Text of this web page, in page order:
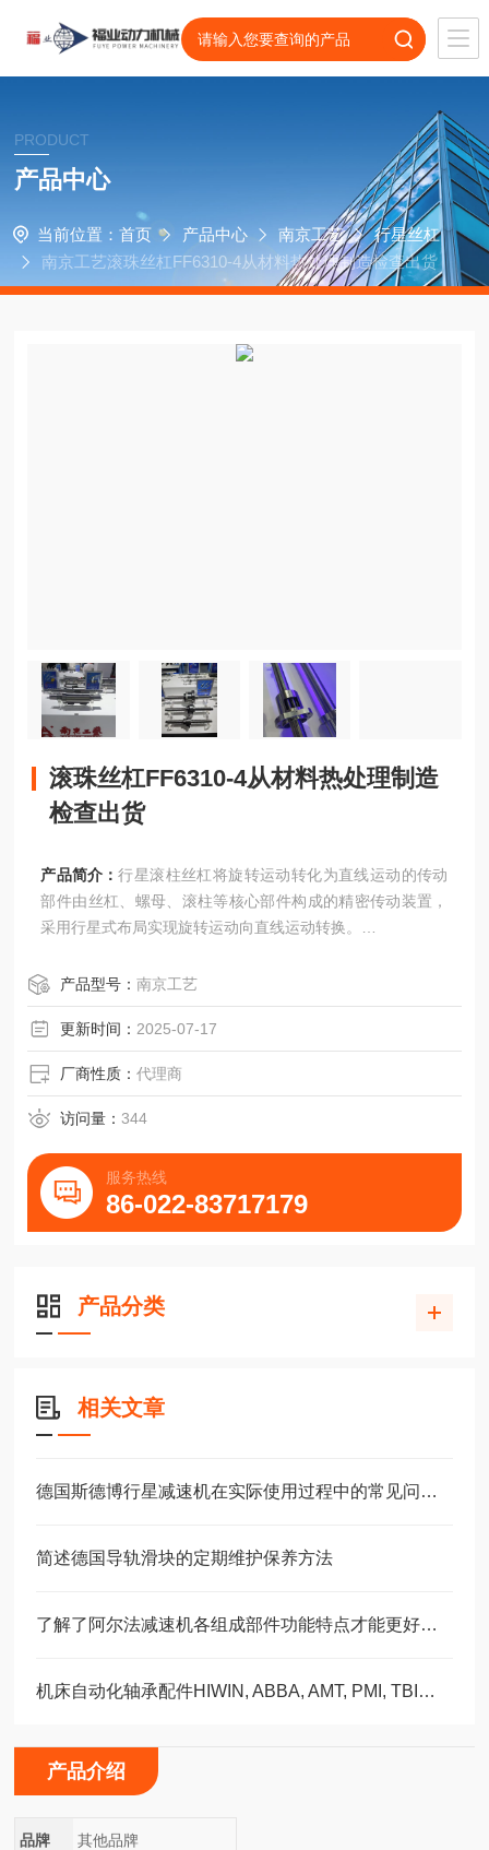
PRODUCT
产品中心
当前位置： 首页 产品中心 南京工艺
行星丝杠
南京工艺滚珠丝杠FF6310-4从材料热处理制造检查出货
滚珠丝杠FF6310-4从材料热处理制造
检查出货
产品简介：行星滚柱丝杠将旋转运动转化为直线运动的传动
部件由丝杠、螺母、滚柱等核心部件构成的精密传动装置，
采用行星式布局实现旋转运动向直线运动转换。
产品型号：南京工艺
更新时间： 2025-07-17
厂商性质：代理商
访问量：344
服务热线
86-022-83717179
产品分类
相关文章
德国斯德博行星减速机在实际使用过程中的常见问题相应解决方法分享
简述德国导轨滑块的定期维护保养方法
了解了阿尔法减速机各组成部件功能特点才能更好的使用它
机床自动化轴承配件HIWIN, ABBA, AMT, PMI, TBI滑块导轨丝杠
产品介绍
品牌 其他品牌